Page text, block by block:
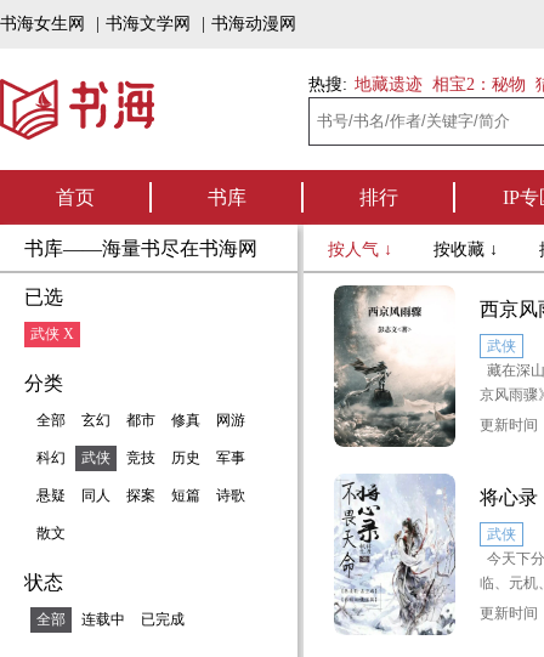
书海女生网 书海文学网 书海动漫网
热搜: 地藏遗迹 相宝2：秘物
首页 书库 排行 IP专
书库——海量书尽在书海网
已选
武侠 X
分类
全部 玄幻 都市 修真 网游
科幻 武侠 竞技 历史 军事
悬疑 同人 探案 短篇 诗歌
散文
状态
全部 连载中 已完成
按人气 ↓ 按收藏 ↓
西京风
武侠
藏在深
京风雨骤
天动地以
浪迹江
大，既
丹、奸
场，各派
斗角。故
更新时间
将心录
武侠
今天下
临、元机
负不同，
更新时间